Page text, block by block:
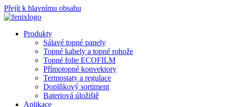
Přejít k hlavnímu obsahu
Produkty
Sálavé topné panely
Topné kabely a topné rohože
Topné folie ECOFILM
Přímotopné konvektory
Termostaty a regulace
Doplňkový sortiment
Bateriová úložiště
Aplikace